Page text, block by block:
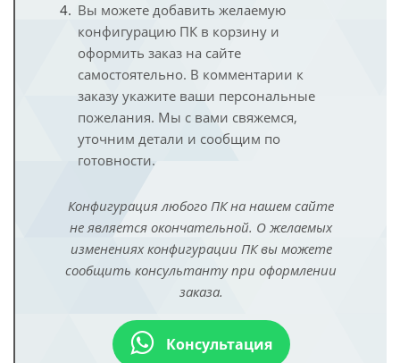
Вы можете добавить желаемую
конфигурацию ПК в корзину и
оформить заказ на сайте
самостоятельно. В комментарии к
заказу укажите ваши персональные
пожелания. Мы с вами свяжемся,
уточним детали и сообщим по
готовности.
Конфигурация любого ПК на нашем сайте
не является окончательной. О желаемых
изменениях конфигурации ПК вы можете
сообщить консультанту при оформлении
заказа.
Консультация